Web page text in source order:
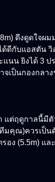
ดึงดูดใจ
กับแอสตัน
แนน ยิงได้ 3
เป็นกองกล
แต่ฤดูกาลนี้
ณ)ควรเป็น
ง (5.5m) แ